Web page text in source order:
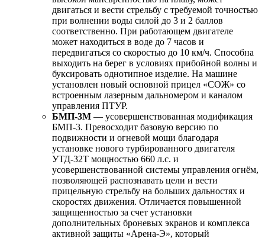
двигаться и вести стрельбу с требуемой точностью
при волнении воды силой до 3 и 2 баллов
соответственно. При работающем двигателе
может находиться в воде до 7 часов и
передвигаться со скоростью до 10 км/ч. Способна
выходить на берег в условиях прибойной волны и
буксировать однотипное изделие. На машине
установлен новый основной прицел «СОЖ» со
встроенным лазерным дальномером и каналом
управления ПТУР.
БМП-3М — усовершенствованная модификация
БМП-3. Превосходит базовую версию по
подвижности и огневой мощи благодаря
установке нового турбированного двигателя
УТД-32Т мощностью 660 л.с. и
усовершенствованной системы управления огнём,
позволяющей распознавать цели и вести
прицельную стрельбу на больших дальностях и
скоростях движения. Отличается повышенной
защищенностью за счет установки
дополнительных броневых экранов и комплекса
активной защиты «Арена-Э», который